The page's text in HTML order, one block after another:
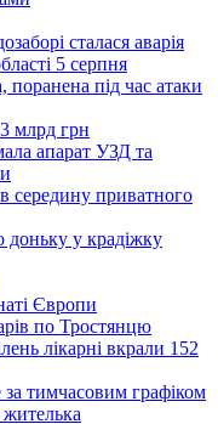
сталася аварія
5 серпня
під час атаки
млрд грн
апарат УЗД та
середину приватного
у крадіжку
Європи
по Тростянцю
лікарні вкрали 152
тимчасовим графіком